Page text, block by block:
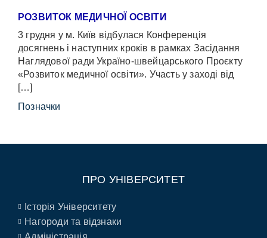
РОЗВИТОК МЕДИЧНОЇ ОСВІТИ
3 грудня у м. Київ відбулася Конференція
досягнень і наступних кроків в рамках Засідання
Наглядової ради Україно-швейцарського Проєкту
«Розвиток медичної освіти». Участь у заході від
[…]
Позначки
ПРО УНІВЕРСИТЕТ
Історія Університету
Нагороди та відзнаки